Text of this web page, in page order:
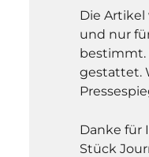
Die
und nur
bestimmt.
gestattet.
Danke für
Stück